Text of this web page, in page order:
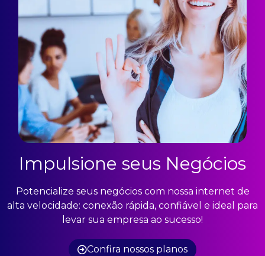
Impulsione seus Negócios
Potencialize seus negócios com nossa internet de
alta velocidade: conexão rápida, confiável e ideal para
levar sua empresa ao sucesso!
Confira nossos planos